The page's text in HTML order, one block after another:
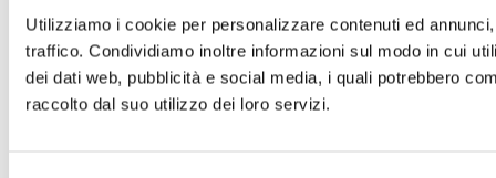
Utilizziamo i cookie per personalizzare contenuti ed
traffico. Condividiamo inoltre informazioni sul modo in cui
dei dati web, pubblicità e social media, i quali potrebbero
raccolto dal suo utilizzo dei loro servizi.